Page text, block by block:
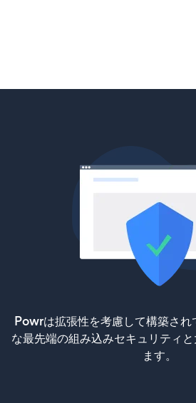
Powrは拡張性を考慮して構築さ
な最先端の組み込みセキュリティ
ます。